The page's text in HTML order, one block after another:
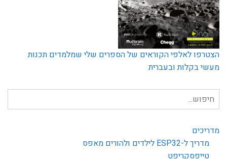
הצטרפו לאלפי הקוראים של הספרים שלי שמלמדים תכנות
מעשי בקלות ובעברית
חיפוש
עבור:
מדריכים
מדריך ל-ESP32 לילדים ולהורים מאפס
טייפסקריפט